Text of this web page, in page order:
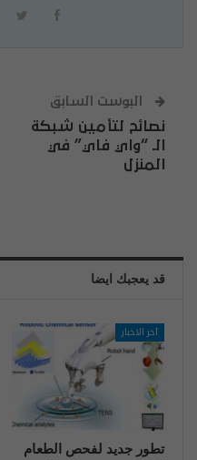
البوست السابق
نصائح لتأمين شبكة
الـ “واي فاي” في
المنزل
قد يعجبك ايضا
آخر الاخبار
تطور جديد لفحص الطعام